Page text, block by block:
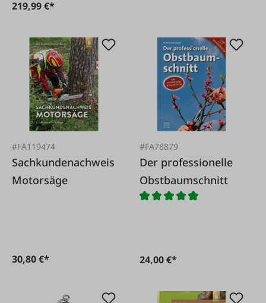
219,99 €*
#FA119474
Sachkundenachweis
Motorsäge
30,80 €*
#FA78879
Der professionelle
Obstbaumschnitt
24,00 €*